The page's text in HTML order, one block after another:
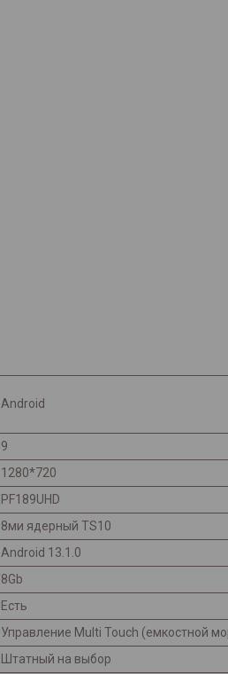
Android
9
1280*720
PF189UHD
8ми ядерный TS10
Android 13.1.0
8Gb
Есть
Управление Multi Touch (емкостной
Штатный на выбор